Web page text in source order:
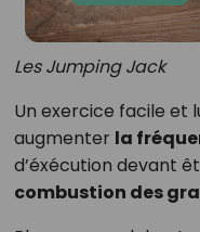
Les Jumping Jack
Un exercice facile et
augmenter la
d’éxécution devant
combustion des